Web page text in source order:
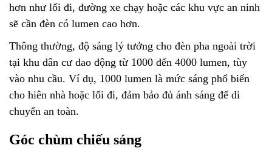
hơn như lối đi, đường xe chạy hoặc các khu vực an ninh
sẽ cần đèn có lumen cao hơn.
Thông thường, độ sáng lý tưởng cho đèn pha ngoài trời
tại khu dân cư dao động từ 1000 đến 4000 lumen, tùy
vào nhu cầu. Ví dụ, 1000 lumen là mức sáng phổ biến
cho hiên nhà hoặc lối đi, đảm bảo đủ ánh sáng để di
chuyển an toàn.
Góc chùm chiếu sáng